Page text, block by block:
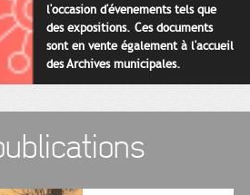
l'occasion d'évenements tels que
des expositions. Ces documents
sont en vente également à l'accueil
des Archives municipales.